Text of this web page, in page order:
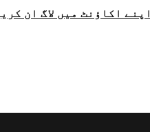
اپنے اکاؤنٹ میں لاگ ان